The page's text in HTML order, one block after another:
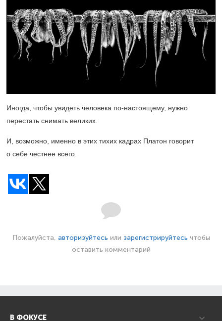
Иногда, чтобы увидеть человека по-настоящему, нужно
перестать снимать великих.
И, возможно, именно в этих тихих кадрах Платон говорит
о себе честнее всего.
Пожалуйста, авторизуйтесь или зарегистрируйтесь чтобы
оставить комментарий
В ФОКУСЕ